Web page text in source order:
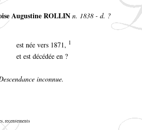
Augustine ROLLIN n. 1838 - d. ?
est née vers 1871, 1
et est décédée en ?
inconnue.
recensements